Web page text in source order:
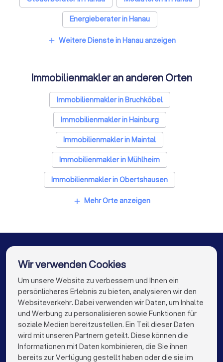
Energieberater in Hanau
add Weitere Dienste in Hanau anzeigen
Immobilienmakler an anderen Orten
Immobilienmakler in Bruchköbel
Immobilienmakler in Hainburg
Immobilienmakler in Maintal
Immobilienmakler in Mühlheim
Immobilienmakler in Obertshausen
Immobilienmakler in Rodenbach (Hessen)
Immobilienmakler in Seligenstadt
Immobilienmakler in Offenbach am Main
Immobilienmakler in Berlin
Immobilienmakler in Hamburg
Immobilienmakler in München
Immobilienmakler in Köln
add Mehr Orte anzeigen
Die besten Unternehmen für Sie
info@trustlocal.de
Wir verwenden Cookies
Um unsere Website zu verbessern und Ihnen ein
persönlicheres Erlebnis zu bieten, analysieren wir den
Websiteverkehr. Dabei verwenden wir Daten, um Inhalte
und Werbung zu personalisieren sowie Funktionen für
soziale Medien bereitzustellen. Ein Teil dieser Daten
wird mit unseren Partnern geteilt. Diese können die
Informationen mit Daten kombinieren, die Sie ihnen
bereits zur Verfügung gestellt haben oder die sie im